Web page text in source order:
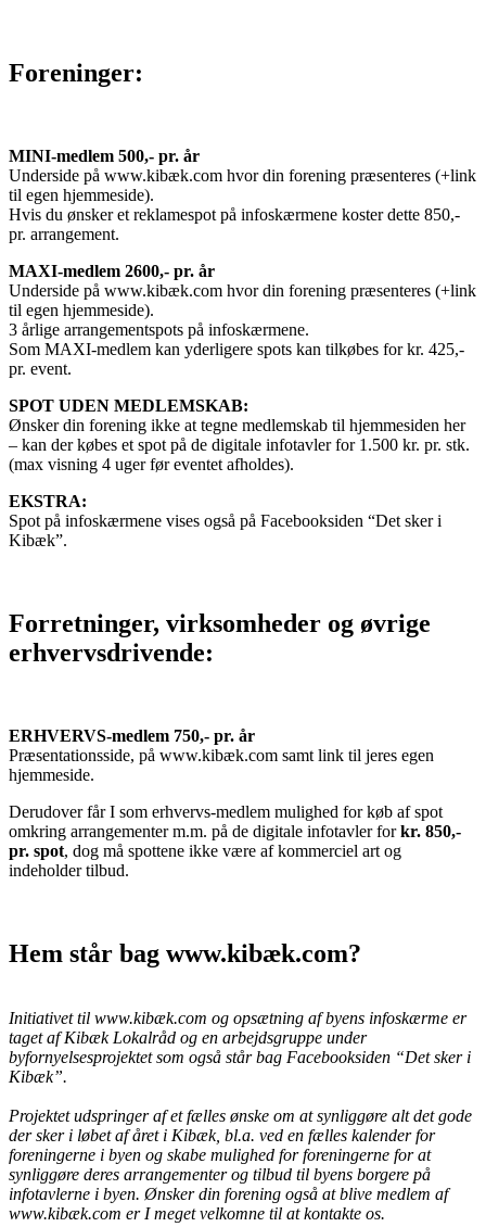
Foreninger:
MINI-medlem 500,- pr. år
Underside på www.kibæk.com hvor din forening præsenteres (+link
til egen hjemmeside).
Hvis du ønsker et reklamespot på infoskærmene koster dette 850,-
pr. arrangement.
MAXI-medlem 2600,- pr. år
Underside på www.kibæk.com hvor din forening præsenteres (+link
til egen hjemmeside).
3 årlige arrangementspots på infoskærmene.
Som MAXI-medlem kan yderligere spots kan tilkøbes for kr. 425,-
pr. event.
SPOT UDEN MEDLEMSKAB:
Ønsker din forening ikke at tegne medlemskab til hjemmesiden her
– kan der købes et spot på de digitale infotavler for 1.500 kr. pr. stk.
(max visning 4 uger før eventet afholdes).
EKSTRA:
Spot på infoskærmene vises også på Facebooksiden “Det sker i
Kibæk”.
Forretninger, virksomheder og øvrige
erhvervsdrivende:
ERHVERVS-medlem 750,- pr. år
Præsentationsside, på www.kibæk.com samt link til jeres egen
hjemmeside.
Derudover får I som erhvervs-medlem mulighed for køb af spot
omkring arrangementer m.m. på de digitale infotavler forkr. 850,-
pr. spot, dog må spottene ikke være af kommerciel art og
indeholder tilbud.
Hem står bag www.kibæk.com?
Initiativet til www.kibæk.com og opsætning af byens infoskærme er
taget af Kibæk Lokalråd og en arbejdsgruppe under
byfornyelsesprojektet som også står bag Facebooksiden “Det sker i
Kibæk”.
Projektet udspringer af et fælles ønske om at synliggøre alt det gode
der sker i løbet af året i Kibæk, bl.a. ved en fælles kalender for
foreningerne i byen og skabe mulighed for foreningerne for at
synliggøre deres arrangementer og tilbud til byens borgere på
infotavlerne i byen. Ønsker din forening også at blive medlem af
www.kibæk.com er I meget velkomne til at kontakte os.